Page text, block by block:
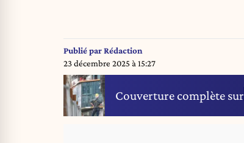
Publié parRédaction
23 décembre 2025 à 15:27
Couverture complète sur